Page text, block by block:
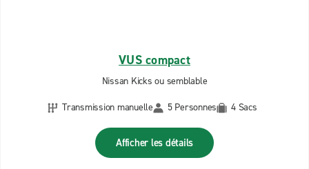
VUS compact
Nissan Kicks ou semblable
Transmission manuelle
5 Personnes 4 Sacs
Afficher les détails